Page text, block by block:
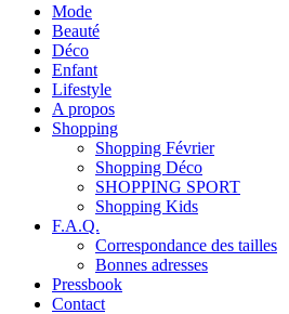
Mode
Beauté
Déco
Enfant
Lifestyle
A propos
Shopping
Shopping Février
Shopping Déco
SHOPPING SPORT
Shopping Kids
F.A.Q.
Correspondance des tailles
Bonnes adresses
Pressbook
Contact